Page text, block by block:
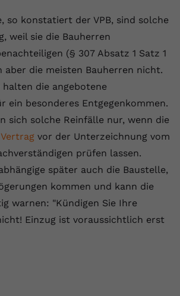
so konstatiert der VPB, sind solche
weil sie die Bauherren
(§ 307 Absatz 1 Satz 1
aber die meisten Bauherren nicht.
halten die angebotene
ein besonderes Entgegenkommen.
sich solche Reinfälle nur, wenn die
Vertrag vor der Unterzeichnung vom
prüfen lassen.
später auch die Baustelle,
kommen und kann die
warnen: "Kündigen Sie Ihre
Einzug ist voraussichtlich erst